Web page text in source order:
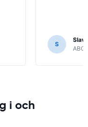
S
ABC
i och